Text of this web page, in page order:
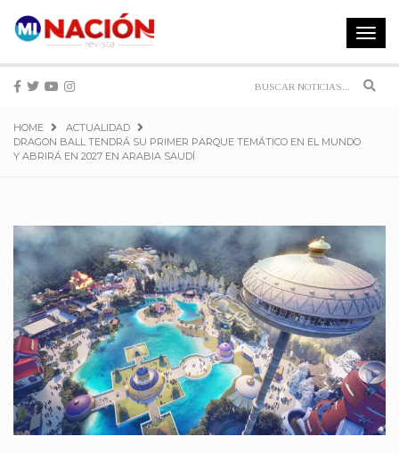
Toggle
HOME
ACTUALIDAD
DRAGON BALL TENDRÁ SU PRIMER PARQUE TEMÁTICO EN EL MUNDO
Y ABRIRÁ EN 2027 EN ARABIA SAUDÍ